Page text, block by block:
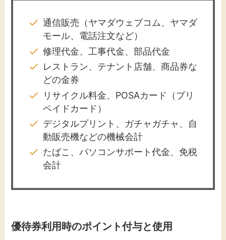
通信販売（ヤマダウェブコム、ヤマダ
モール、電話注文など）
修理代金、工事代金、部品代金
レストラン、テナント店舗、商品券な
どの金券
リサイクル料金、POSAカード（プリ
ペイドカード）
デジタルプリント、ガチャガチャ、自
動販売機などの機械会計
たばこ、パソコンサポート代金、免税
会計
優待券利用時のポイント付与と使用